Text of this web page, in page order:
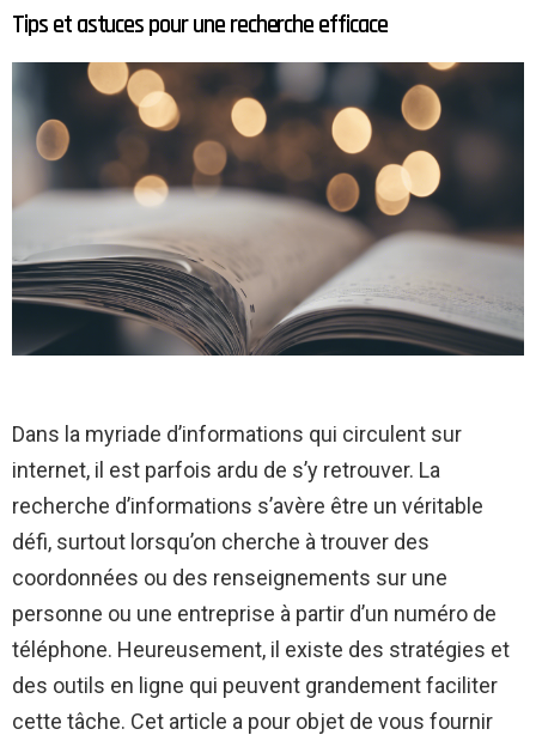
Tips et astuces pour une recherche efficace
Dans la myriade d’informations qui circulent sur
internet, il est parfois ardu de s’y retrouver. La
recherche d’informations s’avère être un véritable
défi, surtout lorsqu’on cherche à trouver des
coordonnées ou des renseignements sur une
personne ou une entreprise à partir d’un numéro de
téléphone. Heureusement, il existe des stratégies et
des outils en ligne qui peuvent grandement faciliter
cette tâche. Cet article a pour objet de vous fournir